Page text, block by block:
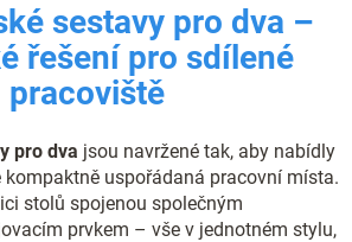
a
í
p
r
k
y
v
ý
sestavy pro dva –
řešení pro sdílené
pracoviště
pro dva jsou navržené tak, aby nabídly
uspořádaná pracovní místa.
stolů spojenou společným
prvkem – vše v jednotném stylu,